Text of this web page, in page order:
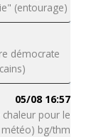
(entourage)
démocrate
05/08 16:57
pour le
bg/thm